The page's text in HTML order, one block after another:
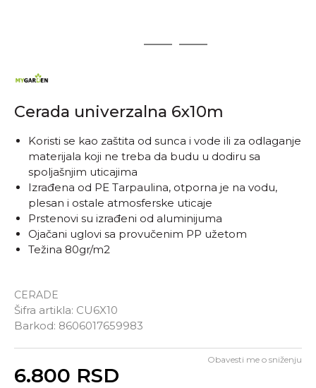
2 3
Cerada univerzalna 6x10m
CERADE
Šifra artikla: CU6X10
Barkod: 8606017659983
Koristi se kao zaštita od sunca i vode ili za odlaganje
materijala koji ne treba da budu u dodiru sa
spoljašnjim uticajima
Izrađena od PE Tarpaulina, otporna je na vodu,
plesan i ostale atmosferske uticaje
Prstenovi su izrađeni od aluminijuma
Ojačani uglovi sa provučenim PP užetom
Težina 80gr/m2
6.800 RSD
Obavesti me o sniženju